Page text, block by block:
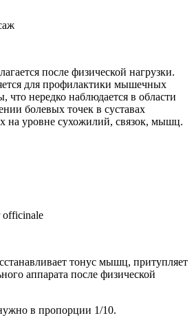
после физической нагрузки.
для профилактики мышечных
что нередко наблюдается в области
болевых точек в суставах
на уровне сухожилий, связок, мышц.
тонус мышц, притупляет
аппарата после физической
в пропорции 1/10.